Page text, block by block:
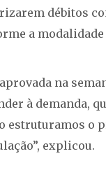
débitos
a modalidade
na
à demanda,
estruturamos o
explicou.